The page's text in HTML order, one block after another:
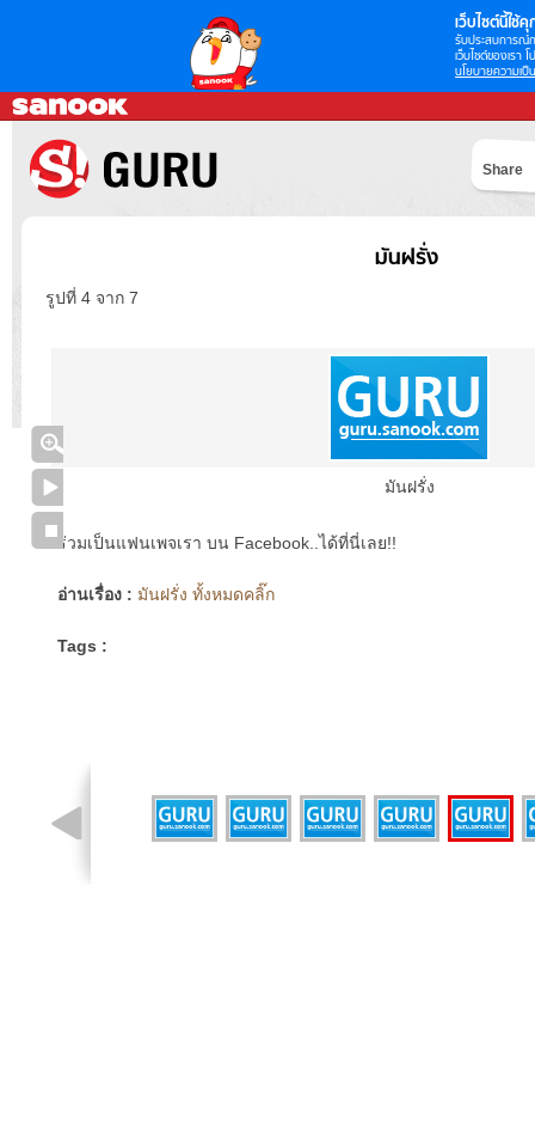
เว็บไซต์นี้ใช้คุ
รับประสบการณ์
เว็บไซต์ของเรา
นโยบายความเป็
Share
มันฝรั่ง
รูปที่ 4 จาก 7
มันฝรั่ง
ร่วมเป็นแฟนเพจเรา บน Facebook..ได้ที่นี่เลย!!
อ่านเรื่อง : มันฝรั่ง ทั้งหมดคลิ๊ก
Tags :